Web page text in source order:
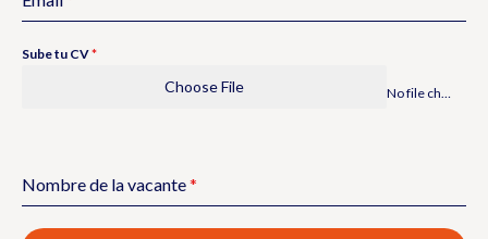
Sube tu CV*
Choose File No file chosen
Nombre de la vacante*